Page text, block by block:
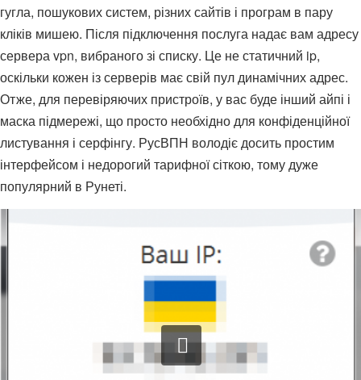
гугла, пошукових систем, різних сайтів і програм в пару
кліків мишею. Після підключення послуга надає вам адресу
сервера vpn, вибраного зі списку. Це не статичний ip,
оскільки кожен із серверів має свій пул динамічних адрес.
Отже, для перевіряючих пристроїв, у вас буде інший айпі і
маска підмережі, що просто необхідно для конфіденційної
листування і серфінгу. РусВПН володіє досить простим
інтерфейсом і недорогий тарифної сіткою, тому дуже
популярний в Рунеті.